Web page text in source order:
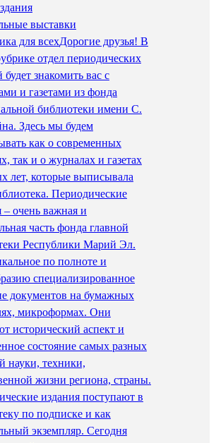
выставки
для всехДорогие друзья! В
отдел периодических
будет знакомить вас с
и газетами из фонда
библиотеки имени С.
Здесь мы будем
как о современных
так и о журналах и газетах
лет, которые выписывала
Периодические
– очень важная и
часть фонда главной
Республики Марий Эл.
по полноте и
специализированное
документов на бумажных
микроформах. Они
исторический аспект и
состояние самых разных
науки, техники,
жизни региона, страны.
издания поступают в
по подписке и как
экземпляр. Сегодня